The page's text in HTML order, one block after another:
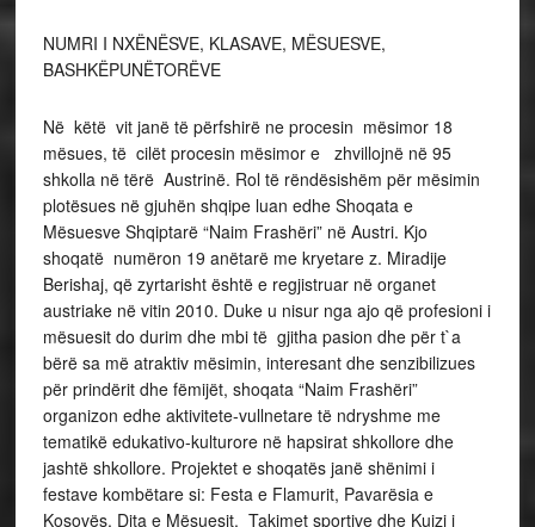
NUMRI I NXËNËSVE, KLASAVE, MËSUESVE,
BASHKËPUNËTORËVE
Në këtë vit janë të përfshirë ne procesin mësimor 18
mësues, të cilët procesin mësimor e zhvillojnë në 95
shkolla në tërë Austrinë. Rol të rëndësishëm për mësimin
plotësues në gjuhën shqipe luan edhe Shoqata e
Mësuesve Shqiptarë “Naim Frashëri” në Austri. Kjo
shoqatë numëron 19 anëtarë me kryetare z. Miradije
Berishaj, që zyrtarisht është e regjistruar në organet
austriake në vitin 2010. Duke u nisur nga ajo që profesioni i
mësuesit do durim dhe mbi të gjitha pasion dhe për t`a
bërë sa më atraktiv mësimin, interesant dhe senzibilizues
për prindërit dhe fëmijët, shoqata “Naim Frashëri”
organizon edhe aktivitete-vullnetare të ndryshme me
tematikë edukativo-kulturore në hapsirat shkollore dhe
jashtë shkollore. Projektet e shoqatës janë shënimi i
festave kombëtare si: Festa e Flamurit, Pavarësia e
Kosovës, Dita e Mësuesit, Takimet sportive dhe Kuizi i